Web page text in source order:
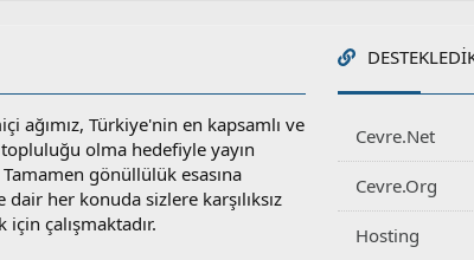
ağımız, Türkiye'nin en kapsamlı ve
olma hedefiyle yayın
gönüllülük esasına
dair her konuda sizlere karşılıksız
çalışmaktadır.
Cevre.Net
Cevre.Org
Hosting